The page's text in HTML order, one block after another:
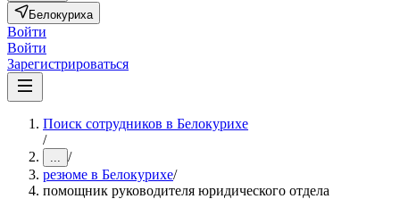
Белокуриха
Войти
Войти
Зарегистрироваться
Поиск сотрудников в Белокурихе
/
... /
резюме в Белокурихе/
помощник руководителя юридического отдела